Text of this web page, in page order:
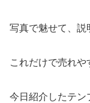
写真で魅せて、説
これだけで売れや
今日紹介したテン